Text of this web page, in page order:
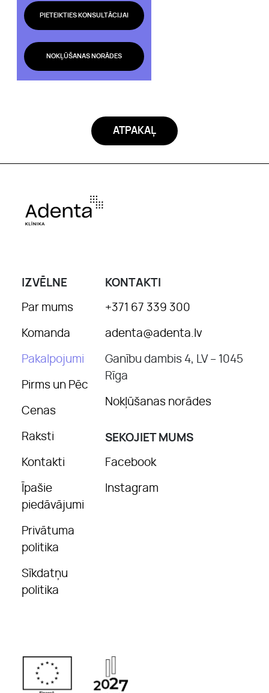
PIETEIKTIES KONSULTĀCIJAI
NOKĻŪŠANAS NORĀDES
ATPAKAĻ
IZVĒLNE
Par mums
Komanda
Pakalpojumi
Pirms un Pēc
Cenas
Raksti
Kontakti
Īpašie
piedāvājumi
Privātuma
politika
Sīkdatņu
politika
KONTAKTI
+371 67 339 300
adenta@adenta.lv
Ganību dambis 4, LV – 1045
Rīga
Nokļūšanas norādes
SEKOJIET MUMS
Facebook
Instagram